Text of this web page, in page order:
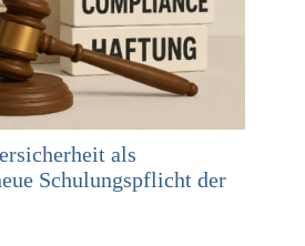
als
Schulungspflicht der